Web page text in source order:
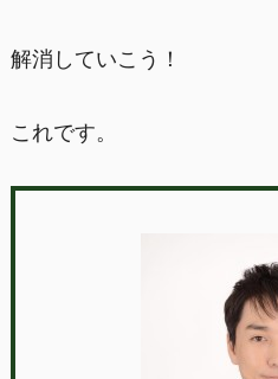
解消していこう！
これです。